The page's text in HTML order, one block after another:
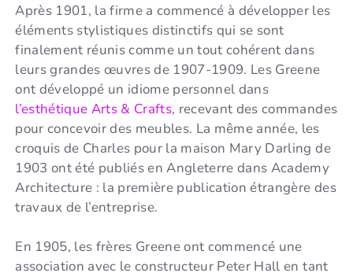
Après 1901, la firme a commencé à développer les
éléments stylistiques distinctifs qui se sont
finalement réunis comme un tout cohérent dans
leurs grandes œuvres de 1907-1909. Les Greene
ont développé un idiome personnel dans
l’esthétique Arts & Crafts, recevant des commandes
pour concevoir des meubles. La même année, les
croquis de Charles pour la maison Mary Darling de
1903 ont été publiés en Angleterre dans Academy
Architecture : la première publication étrangère des
travaux de l’entreprise.
En 1905, les frères Greene ont commencé une
association avec le constructeur Peter Hall en tant